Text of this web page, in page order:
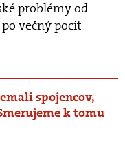
problémy od
večný pocit
spojencov,
k tomu